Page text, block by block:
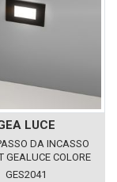
LUCE
DA INCASSO
GEALUCE COLORE
NERO IP66
GES2041